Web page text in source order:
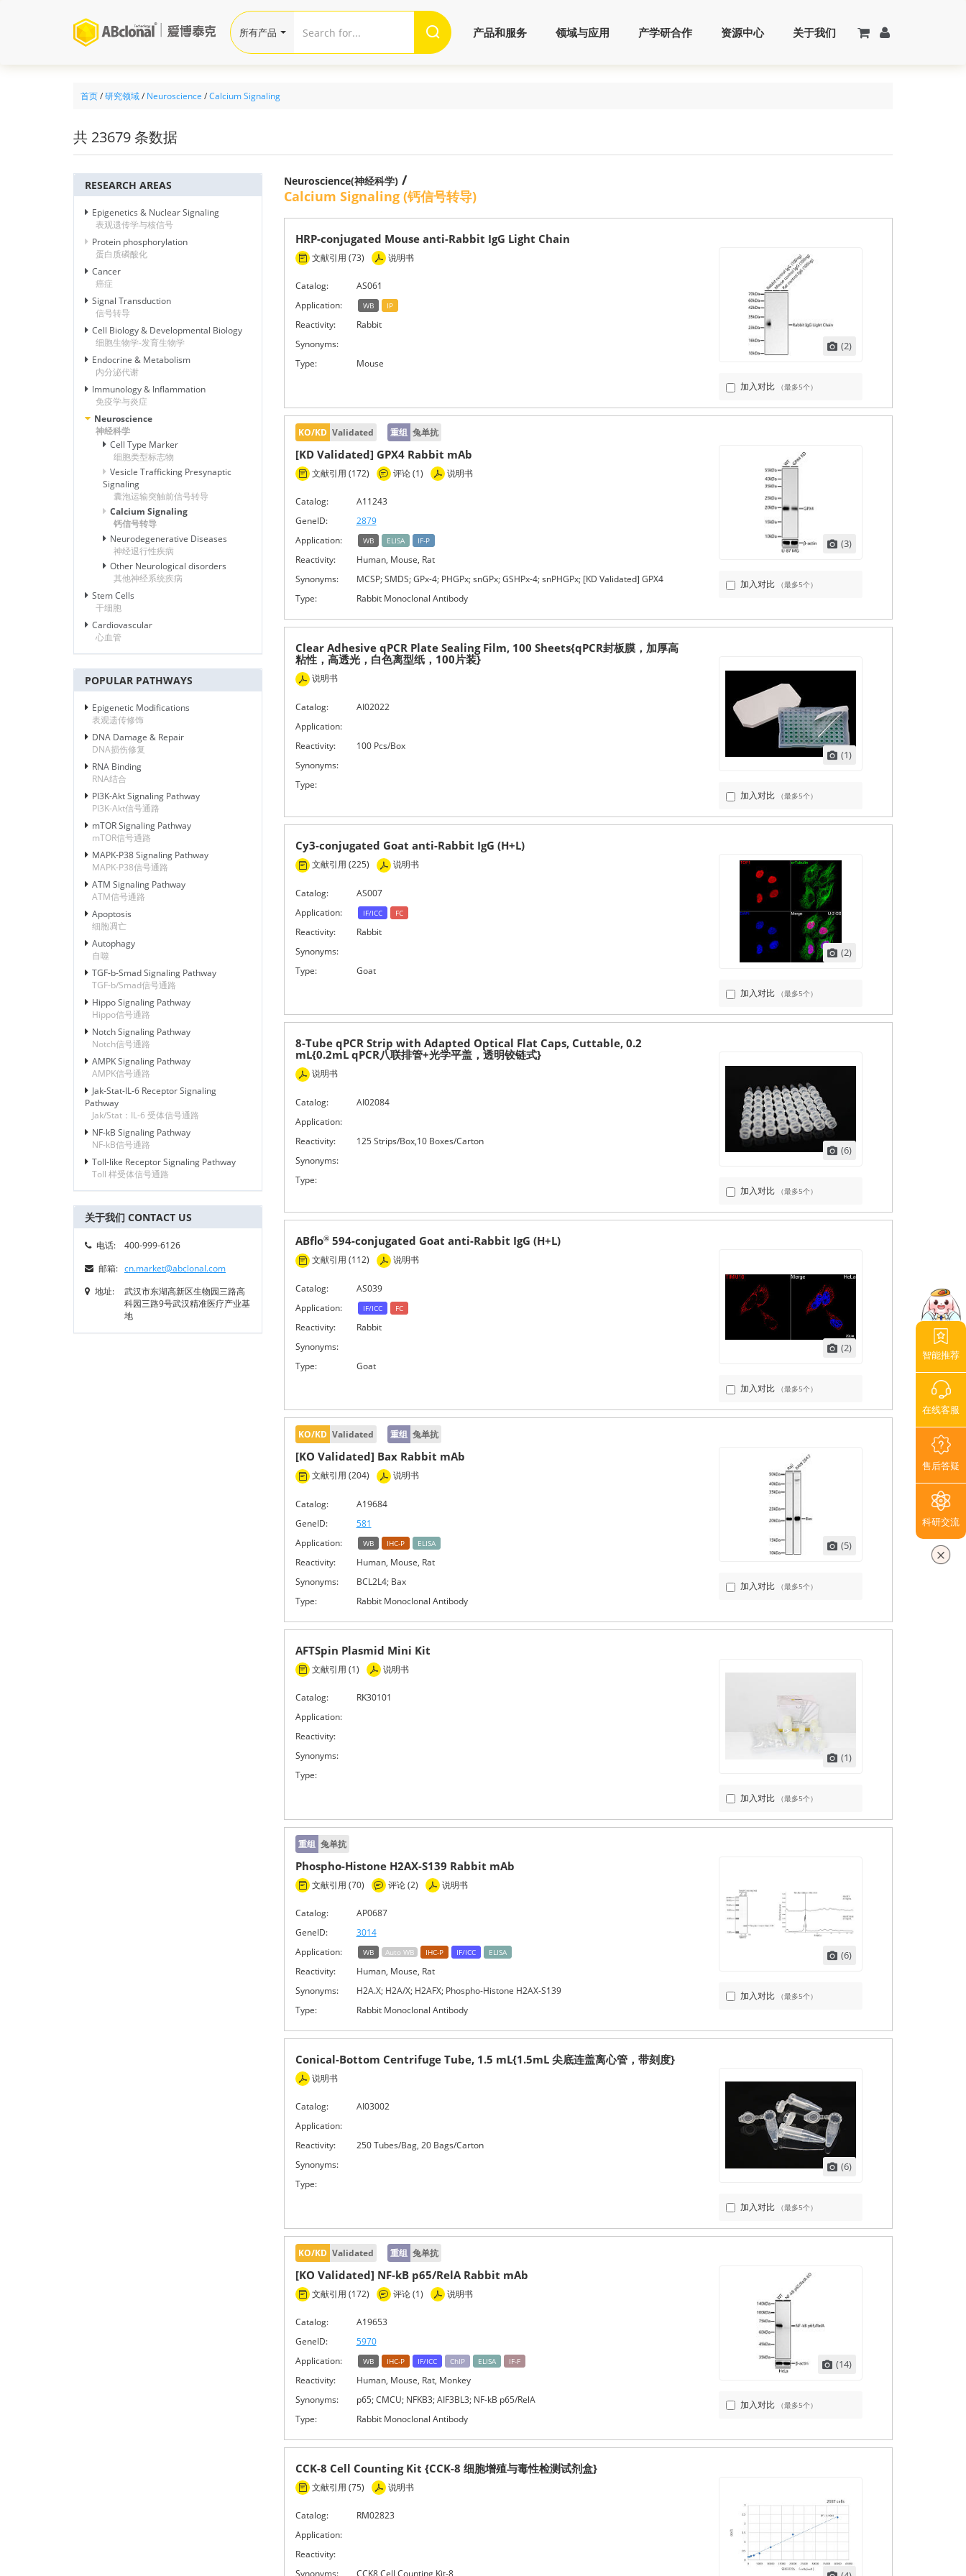
首页/研究领域/ Neuroscience /Calcium Signaling
共 23679 条数据
RESEARCH AREAS
Epigenetics & Nuclear Signaling
表观遗传学与核信号
Protein phosphorylation
蛋白质磷酸化
Cancer
癌症
Signal Transduction
信号转导
Cell Biology & Developmental Biology
细胞生物学-发育生物学
Endocrine & Metabolism
内分泌代谢
Immunology & Inflammation
免疫学与炎症
Neuroscience
神经科学
Cell Type Marker
细胞类型标志物
Vesicle Trafficking Presynaptic
Signaling
囊泡运输突触前信号转导
Calcium Signaling
钙信号转导
Neurodegenerative Diseases
神经退行性疾病
Other Neurological disorders
其他神经系统疾病
Stem Cells
干细胞
Cardiovascular
心血管
POPULAR PATHWAYS
Epigenetic Modifications
表观遗传修饰
DNA Damage & Repair
DNA损伤修复
RNA Binding
RNA结合
PI3K-Akt Signaling Pathway
PI3K-Akt信号通路
mTOR Signaling Pathway
mTOR信号通路
MAPK-P38 Signaling Pathway
MAPK-P38信号通路
ATM Signaling Pathway
ATM信号通路
Apoptosis
细胞凋亡
Autophagy
自噬
TGF-b-Smad Signaling Pathway
TGF-b/Smad信号通路
Hippo Signaling Pathway
Hippo信号通路
Notch Signaling Pathway
Notch信号通路
AMPK Signaling Pathway
AMPK信号通路
Jak-Stat-IL-6 Receptor Signaling
Pathway
Jak/Stat：IL-6 受体信号通路
NF-kB Signaling Pathway
NF-kB信号通路
Toll-like Receptor Signaling Pathway
Toll 样受体信号通路
关于我们 CONTACT US
电话:
400-999-6126
邮箱: cn.market@abclonal.com
地址:
武汉市东湖高新区生物园三路高
科园三路9号武汉精准医疗产业基
地
Neuroscience(神经科学)/
Calcium Signaling (钙信号转导)
HRP-conjugated Mouse anti-Rabbit IgG Light Chain
文献引用 (73) 说明书
Catalog:
AS061
Application:
WB IP
Reactivity:
Rabbit
Synonyms:
Type:
Mouse
(2)
加入对比 （最多5个）
KO/KD Validated 重组 兔单抗
[KD Validated] GPX4 Rabbit mAb
文献引用 (172) 评论 (1) 说明书
Catalog:
A11243
GeneID:
2879
Application:
WB ELISA IF-P
Reactivity:
Human, Mouse, Rat
Synonyms:
MCSP; SMDS; GPx-4; PHGPx; snGPx; GSHPx-4; snPHGPx; [KD Validated] GPX4
Type:
Rabbit Monoclonal Antibody
(3)
加入对比 （最多5个）
Clear Adhesive qPCR Plate Sealing Film, 100 Sheets{qPCR封板膜，加厚高
粘性，高透光，白色离型纸，100片装}
说明书
Catalog:
AI02022
Application:
Reactivity:
100 Pcs/Box
Synonyms:
Type:
(1)
加入对比 （最多5个）
Cy3-conjugated Goat anti-Rabbit IgG (H+L)
文献引用 (225) 说明书
Catalog:
AS007
Application:
IF/ICC FC
Reactivity:
Rabbit
Synonyms:
Type:
Goat
(2)
加入对比 （最多5个）
8-Tube qPCR Strip with Adapted Optical Flat Caps, Cuttable, 0.2
mL{0.2mL qPCR八联排管+光学平盖，透明铰链式}
说明书
Catalog:
AI02084
Application:
Reactivity:
125 Strips/Box,10 Boxes/Carton
Synonyms:
Type:
(6)
加入对比 （最多5个）
ABflo®594-conjugated Goat anti-Rabbit IgG (H+L)
文献引用 (112) 说明书
Catalog:
AS039
Application:
IF/ICC FC
Reactivity:
Rabbit
Synonyms:
Type:
Goat
(2)
加入对比 （最多5个）
KO/KD Validated 重组 兔单抗
[KO Validated] Bax Rabbit mAb
文献引用 (204) 说明书
Catalog:
A19684
GeneID:
581
Application:
WB IHC-P ELISA
Reactivity:
Human, Mouse, Rat
Synonyms:
BCL2L4; Bax
Type:
Rabbit Monoclonal Antibody
(5)
加入对比 （最多5个）
AFTSpin Plasmid Mini Kit
文献引用 (1) 说明书
Catalog:
RK30101
Application:
Reactivity:
Synonyms:
Type:
(1)
加入对比 （最多5个）
重组 兔单抗
Phospho-Histone H2AX-S139 Rabbit mAb
文献引用 (70) 评论 (2) 说明书
Catalog:
AP0687
GeneID:
3014
Application:
WB Auto WB IHC-P IF/ICC ELISA
Reactivity:
Human, Mouse, Rat
Synonyms:
H2A.X; H2A/X; H2AFX; Phospho-Histone H2AX-S139
Type:
Rabbit Monoclonal Antibody
(6)
加入对比 （最多5个）
Conical-Bottom Centrifuge Tube, 1.5 mL{1.5mL 尖底连盖离心管，带刻度}
说明书
Catalog:
AI03002
Application:
Reactivity:
250 Tubes/Bag, 20 Bags/Carton
Synonyms:
Type:
(6)
加入对比 （最多5个）
KO/KD Validated 重组 兔单抗
[KO Validated] NF-kB p65/RelA Rabbit mAb
文献引用 (172) 评论 (1) 说明书
Catalog:
A19653
GeneID:
5970
Application:
WB IHC-P IF/ICC ChIP ELISA IF-F
Reactivity:
Human, Mouse, Rat, Monkey
Synonyms:
p65; CMCU; NFKB3; AIF3BL3; NF-kB p65/RelA
Type:
Rabbit Monoclonal Antibody
(14)
加入对比 （最多5个）
CCK-8 Cell Counting Kit {CCK-8 细胞增殖与毒性检测试剂盒}
文献引用 (75) 说明书
Catalog:
RM02823
Application:
Reactivity:
智能推荐
在线客服
售后答疑
科研交流
产品和服务 领域与应用 产学研合作 资源中心 关于我们
所有产品